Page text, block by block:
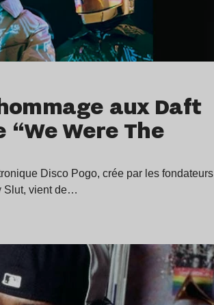
aux Daft
Were The
Disco Pogo, crée par les fondateurs
Slut, vient de…